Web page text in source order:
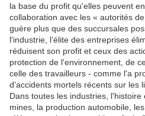
la base du profit qu'elles peuvent
collaboration avec les « autorités
guère plus que des succursales
l'industrie, l’élite des entreprises
réduisent son profit et ceux des
protection de l'environnement, de
celle des travailleurs - comme l'a
d'accidents mortels récents sur les
Dans toutes les industries,
mines, la production automobile,